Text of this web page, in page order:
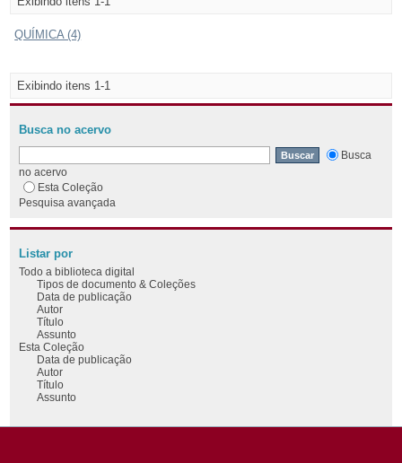
QUÍMICA (4)
Exibindo itens 1-1
Busca no acervo
Busca
no acervo
Esta Coleção
Pesquisa avançada
Listar por
Todo a biblioteca digital
Tipos de documento & Coleções
Data de publicação
Autor
Título
Assunto
Esta Coleção
Data de publicação
Autor
Título
Assunto